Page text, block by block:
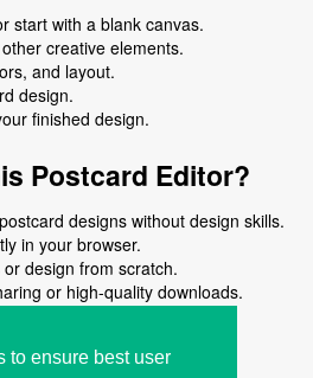
to ensure best user
start with a blank canvas.
creative elements.
and layout.
design.
finished design.
Postcard Editor?
designs without design skills.
in your browser.
design from scratch.
or high-quality downloads.